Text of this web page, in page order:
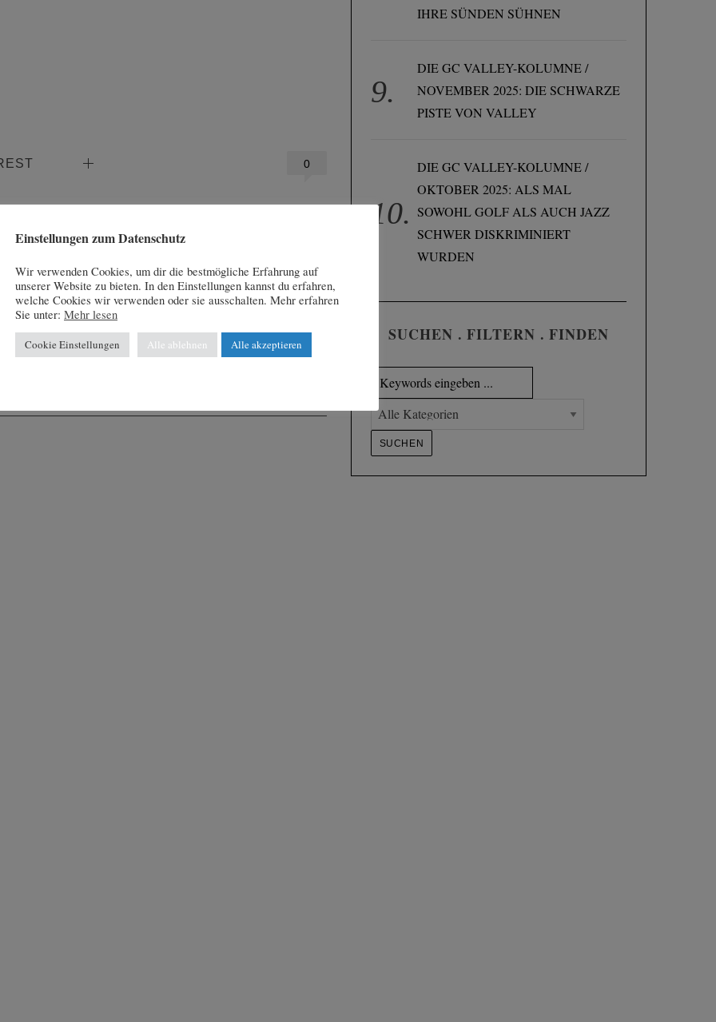
0
More from News Redaktion
Von Gerhard Fuhrmann Dieses Jahr bietet sich in der
Osterwoche wieder eine...
mehr lesen
IHRE SÜNDEN SÜHNEN
DIE GC VALLEY-KOLUMNE /
NOVEMBER 2025: DIE SCHWARZE
PISTE VON VALLEY
DIE GC VALLEY-KOLUMNE /
OKTOBER 2025: ALS MAL
SOWOHL GOLF ALS AUCH JAZZ
SCHWER DISKRIMINIERT
WURDEN
SUCHEN . FILTERN . FINDEN
Einstellungen zum Datenschutz
Wir verwenden Cookies, um dir die bestmögliche Erfahrung auf
unserer Website zu bieten. In den Einstellungen kannst du erfahren,
welche Cookies wir verwenden oder sie ausschalten. Mehr erfahren
Sie unter: Mehr lesen
Cookie Einstellungen Alle ablehnen Alle akzeptieren